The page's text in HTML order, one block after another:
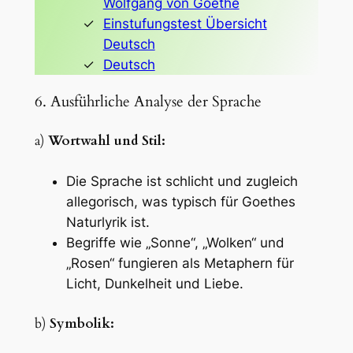
Einstufungstest Übersicht
Deutsch
Deutsch
6. Ausführliche Analyse der Sprache
a) Wortwahl und Stil:
Die Sprache ist schlicht und zugleich
allegorisch, was typisch für Goethes
Naturlyrik ist.
Begriffe wie „Sonne“, „Wolken“ und
„Rosen“ fungieren als Metaphern für
Licht, Dunkelheit und Liebe.
b) Symbolik: